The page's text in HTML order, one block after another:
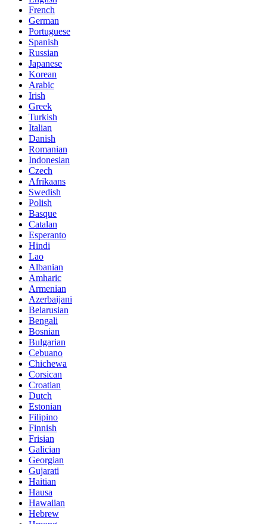
French
German
Portuguese
Spanish
Russian
Japanese
Korean
Arabic
Irish
Greek
Turkish
Italian
Danish
Romanian
Indonesian
Czech
Afrikaans
Swedish
Polish
Basque
Catalan
Esperanto
Hindi
Lao
Albanian
Amharic
Armenian
Azerbaijani
Belarusian
Bengali
Bosnian
Bulgarian
Cebuano
Chichewa
Corsican
Croatian
Dutch
Estonian
Filipino
Finnish
Frisian
Galician
Georgian
Gujarati
Haitian
Hausa
Hawaiian
Hebrew